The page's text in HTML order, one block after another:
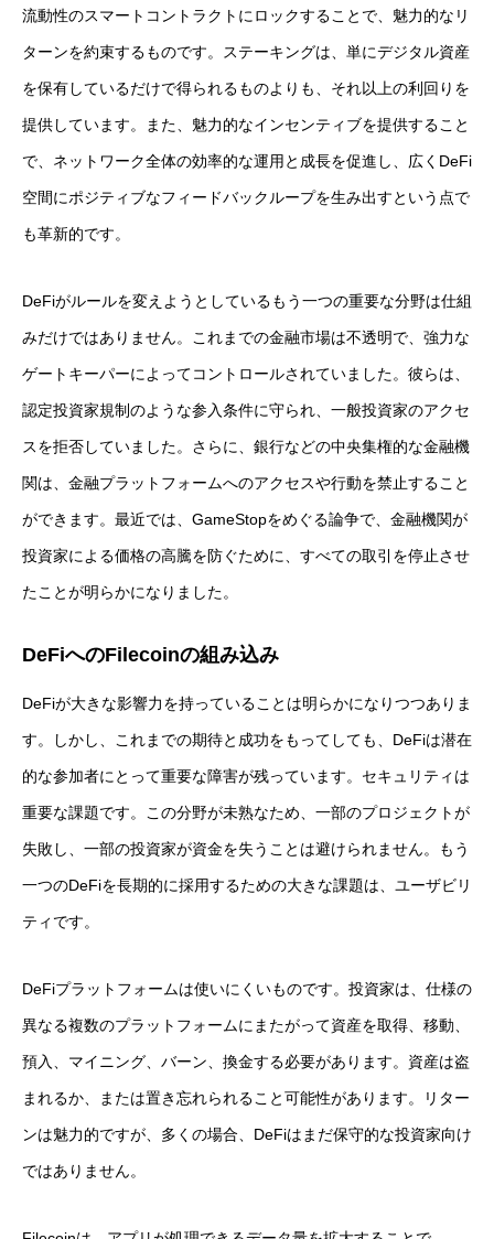
流動性のスマートコントラクトにロックすることで、魅力的なリ
ターンを約束するものです。ステーキングは、単にデジタル資産
を保有しているだけで得られるものよりも、それ以上の利回りを
提供しています。また、魅力的なインセンティブを提供すること
で、ネットワーク全体の効率的な運用と成長を促進し、広くDeFi
空間にポジティブなフィードバックループを生み出すという点で
も革新的です。
DeFiがルールを変えようとしているもう一つの重要な分野は仕組
みだけではありません。これまでの金融市場は不透明で、強力な
ゲートキーパーによってコントロールされていました。彼らは、
認定投資家規制のような参入条件に守られ、一般投資家のアクセ
スを拒否していました。さらに、銀行などの中央集権的な金融機
関は、金融プラットフォームへのアクセスや行動を禁止すること
ができます。最近では、GameStopをめぐる論争で、金融機関が
投資家による価格の高騰を防ぐために、すべての取引を停止させ
たことが明らかになりました。
DeFiへのFilecoinの組み込み
DeFiが大きな影響力を持っていることは明らかになりつつありま
す。しかし、これまでの期待と成功をもってしても、DeFiは潜在
的な参加者にとって重要な障害が残っています。セキュリティは
重要な課題です。この分野が未熟なため、一部のプロジェクトが
失敗し、一部の投資家が資金を失うことは避けられません。もう
一つのDeFiを長期的に採用するための大きな課題は、ユーザビリ
ティです。
DeFiプラットフォームは使いにくいものです。投資家は、仕様の
異なる複数のプラットフォームにまたがって資産を取得、移動、
預入、マイニング、バーン、換金する必要があります。資産は盗
まれるか、または置き忘れられること可能性があります。リター
ンは魅力的ですが、多くの場合、DeFiはまだ保守的な投資家向け
ではありません。